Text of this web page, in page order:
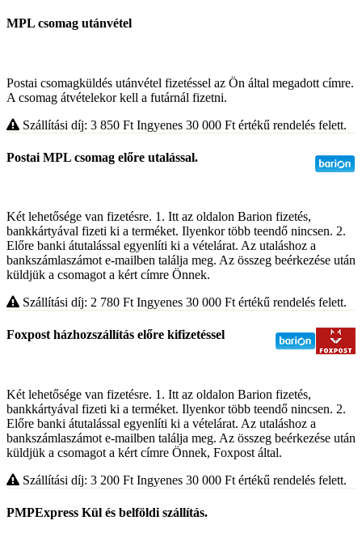
MPL csomag utánvétel
Postai csomagküldés utánvétel fizetéssel az Ön által megadott címre.
A csomag átvételekor kell a futárnál fizetni.
Szállítási díj: 3 850 Ft Ingyenes 30 000 Ft értékű rendelés felett.
Postai MPL csomag előre utalással.
Két lehetősége van fizetésre. 1. Itt az oldalon Barion fizetés,
bankkártyával fizeti ki a terméket. Ilyenkor több teendő nincsen. 2.
Előre banki átutalással egyenlíti ki a vételárat. Az utaláshoz a
bankszámlaszámot e-mailben találja meg. Az összeg beérkezése után
küldjük a csomagot a kért címre Önnek.
Szállítási díj: 2 780 Ft Ingyenes 30 000 Ft értékű rendelés felett.
Foxpost házhozszállítás előre kifizetéssel
Két lehetősége van fizetésre. 1. Itt az oldalon Barion fizetés,
bankkártyával fizeti ki a terméket. Ilyenkor több teendő nincsen. 2.
Előre banki átutalással egyenlíti ki a vételárat. Az utaláshoz a
bankszámlaszámot e-mailben találja meg. Az összeg beérkezése után
küldjük a csomagot a kért címre Önnek, Foxpost által.
Szállítási díj: 3 200 Ft Ingyenes 30 000 Ft értékű rendelés felett.
PMPExpress Kül és belföldi szállítás.